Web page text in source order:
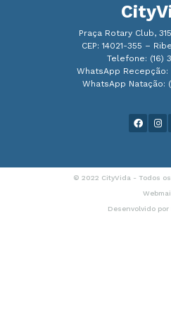
Praça Rotary Club,
CEP: 14021-355 –
Telefone: (16)
WhatsApp Recepção:
WhatsApp Natação:
© 2022 CityVida - Todos
Desenvolvido por